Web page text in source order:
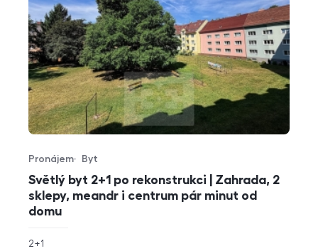
Světlý byt 2+1 po rekonstrukci | Zahrada, 2
sklepy, meandr i centrum pár minut od
domu
Typ nabídky
Pronájem
Typ nemovitosti
Byt
rozměry
2+1